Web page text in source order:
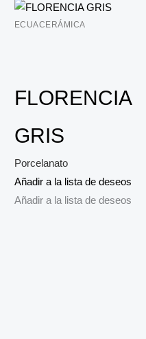
ECUACERÁMICA
FLORENCIA
GRIS
Porcelanato
Añadir a la lista de deseos
Añadir a la lista de deseos